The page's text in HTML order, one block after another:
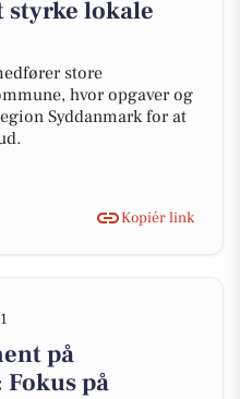
styrke lokale
store
hvor opgaver og
Syddanmark for at
Kopiér link
på
på